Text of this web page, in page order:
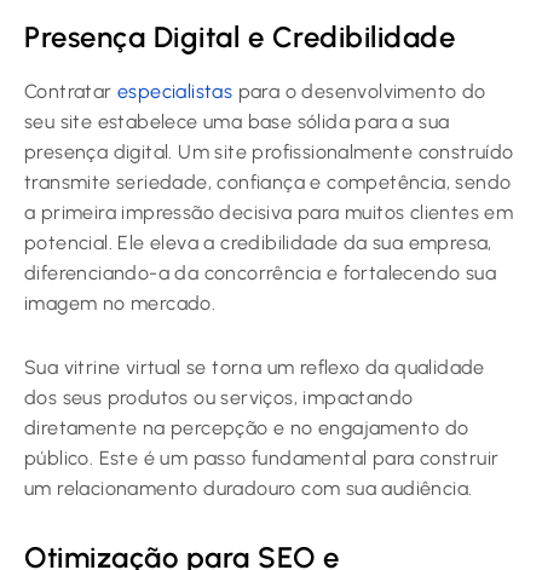
Presença Digital e Credibilidade
Contratarespecialistas para o desenvolvimento do
seu site estabelece uma base sólida para a sua
presença digital. Um site profissionalmente construído
transmite seriedade, confiança e competência, sendo
a primeira impressão decisiva para muitos clientes em
potencial. Ele eleva a credibilidade da sua empresa,
diferenciando-a da concorrência e fortalecendo sua
imagem no mercado.
Sua vitrine virtual se torna um reflexo da qualidade
dos seus produtos ou serviços, impactando
diretamente na percepção e no engajamento do
público. Este é um passo fundamental para construir
um relacionamento duradouro com sua audiência.
Otimização para SEO e